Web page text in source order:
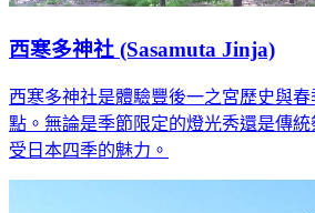
西寒多神社 (Sasamuta Jinja)
西寒多神社是體驗豐後一之宮歷史與
點。無論是季節限定的燈光秀還是傳
受日本四季的魅力。